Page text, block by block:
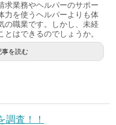
求業務やヘルパーのサポー
力を使うヘルパーよりも体
の職業です。しかし、未経
はできるのでしょうか。
事を読む
調査！！